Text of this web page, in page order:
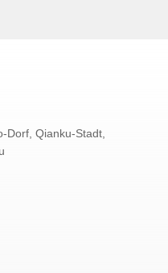
Dorf, Qianku-Stadt,